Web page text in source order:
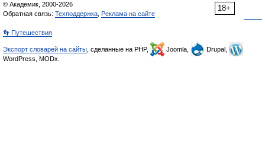
18+
© Академик, 2000-2026
Обратная связь: Техподдержка Реклама на сайте
👣 Путешествия
Экспорт словарей на сайты , сделанные на PHP, Joomla,
Drupal,
WordPress, MODx.